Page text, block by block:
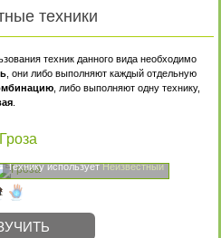
техники
техник данного вида необходимо
, они либо выполняют каждый отдельную
, либо выполняют одну технику,
Гроза
Технику используетНеизвестный